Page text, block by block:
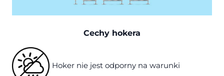
Cechy hokera
Hoker nie jest odporny na warunki